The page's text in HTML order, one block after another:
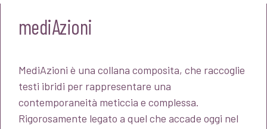
mediAzioni
MediAzioni è una collana composita, che raccoglie
testi ibridi per rappresentare una
contemporaneità meticcia e complessa.
Rigorosamente legato a quel che accade oggi nel